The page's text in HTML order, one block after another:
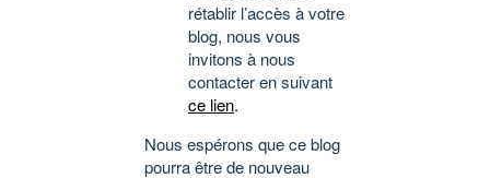
rétablir l’accès à votre
blog, nous vous
invitons à nous
contacter en suivant
ce lien.
Nous espérons que ce blog
pourra être de nouveau